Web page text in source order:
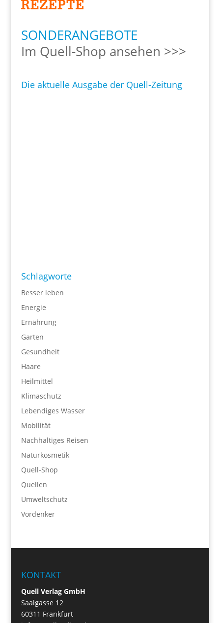
SONDERANGEBOTE
Im Quell-Shop ansehen >>>
Die aktuelle Ausgabe der Quell-Zeitung
Schlagworte
Besser leben
Energie
Ernährung
Garten
Gesundheit
Haare
Heilmittel
Klimaschutz
Lebendiges Wasser
Mobilität
Nachhaltiges Reisen
Naturkosmetik
Quell-Shop
Quellen
Umweltschutz
Vordenker
KONTAKT
Quell Verlag GmbH
Saalgasse 12
60311 Frankfurt